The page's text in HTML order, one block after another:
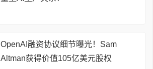
OpenAI融资协议细节曝光！Sam
Altman获得价值105亿美元股权